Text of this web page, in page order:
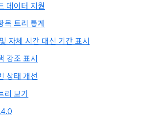
데이터 지원
목 트리 통계
자체 시간 대신 기간 표시
강조 표시
상태 개선
리 보기